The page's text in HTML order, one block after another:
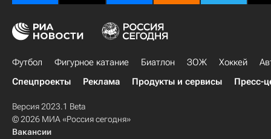
Футбол Фигурное катание Биатлон ЗОЖ Хоккей
Спецпроекты
Реклама Продукты и сервисы Пресс-
Версия 2023.1 Beta
© 2026 МИА «Россия сегодня»
Вакансии